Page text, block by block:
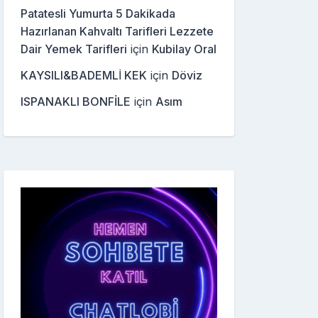
Patatesli Yumurta 5 Dakikada
Hazırlanan Kahvaltı Tarifleri Lezzete
Dair Yemek Tarifleri için Kubilay Oral
KAYSILI&BADEMLİ KEK için Döviz
ISPANAKLI BONFİLE için Asım